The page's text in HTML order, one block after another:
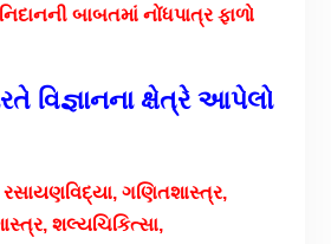
બાબતમાં નોંધપાત્ર ફાળો
વિજ્ઞાનના ક્ષેત્રે આપેલો
રસાયણવિદ્યા, ગણિતશાસ્ત્ર,
શલ્યચિકિત્સા,